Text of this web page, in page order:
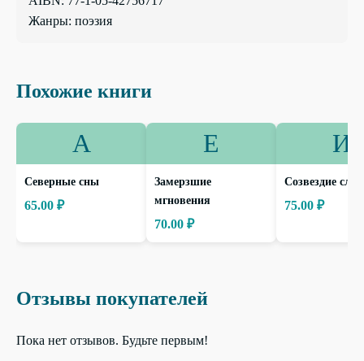
Жанры: поэзия
Похожие книги
А
Северные сны
65.00 ₽
Е
Замерзшие
мгновения
70.00 ₽
И
Созвездие слов
75.00 ₽
Отзывы покупателей
Пока нет отзывов. Будьте первым!